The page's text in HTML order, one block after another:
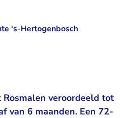
‘s-Hertogenbosch
veroordeeld tot
van 6 maanden. Een 72-